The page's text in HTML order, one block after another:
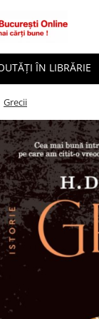
ÎN LIBRĂRIE
Grecii